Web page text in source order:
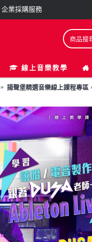
企業採購服務
線上音樂教學
揚聲堡精選音樂線上課程專區